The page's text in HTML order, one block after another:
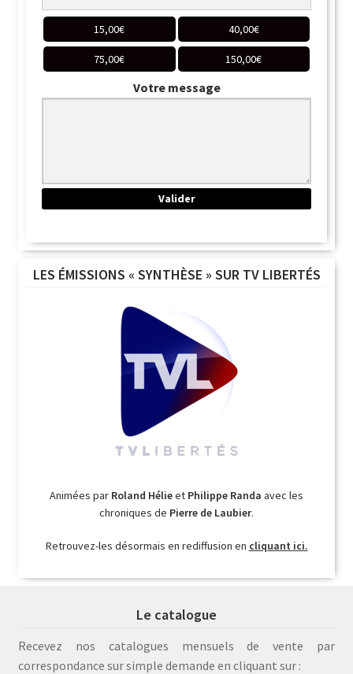
15,00€ 40,00€
75,00€ 150,00€
Votre message
LES ÉMISSIONS « SYNTHÈSE » SUR TV LIBERTÉS
Animées par Roland Hélieet Philippe Randa avec les
chroniques de Pierre de Laubier.
Retrouvez-les désormais en rediffusion en cliquant ici.
Le catalogue
Recevez nos catalogues mensuels de vente par
correspondance sur simple demande en cliquant sur :